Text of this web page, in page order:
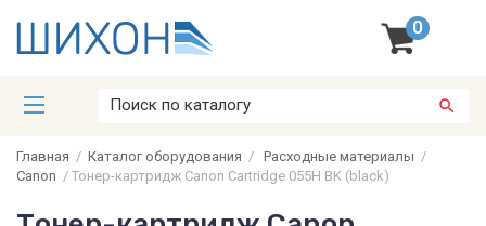
0
Главная / Каталог оборудования / Расходные материалы /
Canon / Тонер-картридж Canon Cartridge 055H BK (black)